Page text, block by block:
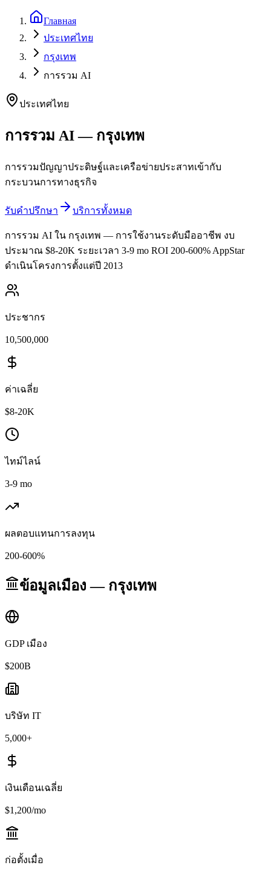
Главная
ประเทศไทย
กรุงเทพ
การรวม AI
ประเทศไทย
การรวม AI — กรุงเทพ
การรวมปัญญาประดิษฐ์และเครือข่ายประสาทเข้ากับ
กระบวนการทางธุรกิจ
รับคำปรึกษา บริการทั้งหมด
การรวม AI ใน กรุงเทพ — การใช้งานระดับมืออาชีพ งบ
ประมาณ $8-20K ระยะเวลา 3-9 mo ROI 200-600% AppStar
ดำเนินโครงการตั้งแต่ปี 2013
ประชากร
10,500,000
ค่าเฉลี่ย
$8-20K
ไทม์ไลน์
3-9 mo
ผลตอบแทนการลงทุน
200-600%
ข้อมูลเมือง — กรุงเทพ
GDP เมือง
$200B
บริษัท IT
5,000+
เงินเดือนเฉลี่ย
$1,200/mo
ก่อตั้งเมื่อ